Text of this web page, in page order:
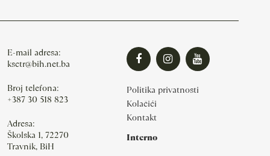
E-mail adresa:
ksctr@bih.net.ba
Broj telefona:
+387 30 518 823
Adresa:
Školska 1, 72270
Travnik, BiH
Politika privatnosti
Kolačići
Kontakt
Interno